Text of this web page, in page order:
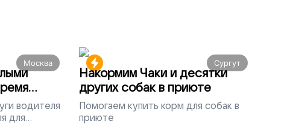
Москва
водителя
для
Сургут
Накормим Чаки и десятки
других собак в приюте
Помогаем купить корм для собак в
приюте